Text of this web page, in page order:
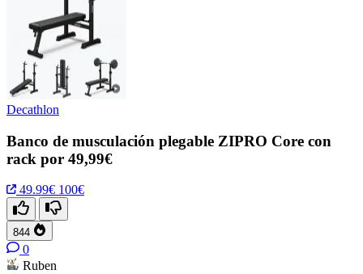
Decathlon
Banco de musculación plegable ZIPRO Core con
rack por 49,99€
49.99€ 100€
844
0
Ruben